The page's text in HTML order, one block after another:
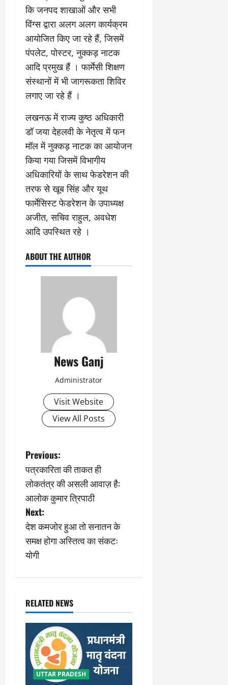
कि जनपद शाखाओं और सभी
विंग्स द्वारा अलग अलग कार्यक्रम
आयोजित किए जा रहे हैं, जिसमें
पंपलेट, पोस्टर, नुक्कड़ नाटक
आदि प्रमुख हैं । फार्मेसी शिक्षण
संस्थानों में भी जागरूकता शिविर
लगाए जा रहे हैं ।
लखनऊ में राज्य कुष्ठ अधिकारी
डॉ जया देहलवी के नेतृत्व में फन
मॉल में नुक्कड़ नाटक का आयोजन
किया गया जिसमें विभागीय
अधिकारियों के साथ फेडरेशन की
तरफ से खूब सिंह और यूथ
फार्मेसिस्ट फेडरेशन के उपाध्यक्ष
अजीत, सचिव राहुल, अवधेश
आदि उपस्थित रहे ।
ABOUT THE AUTHOR
News Ganj
Administrator
Visit Website
View All Posts
P
o
s
t
n
a
i
g
a
Previous:
पत्रकारिता की ताकत ही
लोकतंत्र की असली आवाज़ है:
आलोक कुमार त्रिपाठी
Next:
देश कमजोर हुआ तो सनातन के
समक्ष होगा अस्तित्व का संकटः
योगी
RELATED NEWS
UTTAR PRADESH